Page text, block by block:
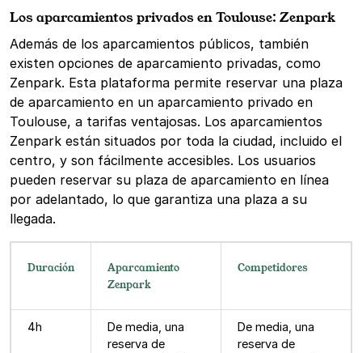
Los aparcamientos privados en Toulouse: Zenpark
Además de los aparcamientos públicos, también
existen opciones de aparcamiento privadas, como
Zenpark. Esta plataforma permite reservar una plaza
de aparcamiento en un aparcamiento privado en
Toulouse, a tarifas ventajosas. Los aparcamientos
Zenpark están situados por toda la ciudad, incluido el
centro, y son fácilmente accesibles. Los usuarios
pueden reservar su plaza de aparcamiento en línea
por adelantado, lo que garantiza una plaza a su
llegada.
Duración
Aparcamiento
Zenpark
Competidores
4h
De media, una
reserva de
De media, una
reserva de